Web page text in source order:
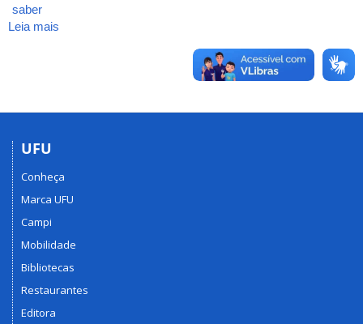
saber
Leia mais
13/2021-
para
o
Notório
Saber
em
UFU
Conheça
Marca UFU
Campi
Mobilidade
Bibliotecas
Restaurantes
Editora